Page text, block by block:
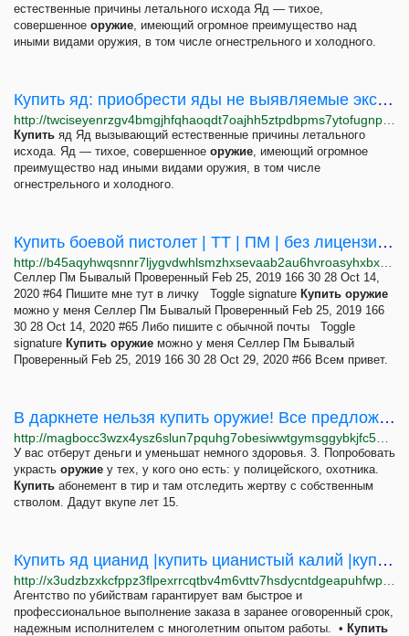
естественные причины летального исхода Яд — тихое,
совершенное оружие, имеющий огромное преимущество над
иными видами оружия, в том числе огнестрельного и холодного.
Купить яд: приобрести яды не выявляемые экспертизой
Купить яд Яд вызывающий естественные причины летального
исхода. Яд — тихое, совершенное оружие, имеющий огромное
преимущество над иными видами оружия, в том числе
огнестрельного и холодного.
Купить боевой пистолет | ТТ | ПМ | без лицензии | разрешения | оружие | Page 4 | Мир криминала
Селлер Пм Бывалый Проверенный Feb 25, 2019 166 30 28 Oct 14,
2020 #64 Пишите мне тут в личку Toggle signature Купить оружие
можно у меня Селлер Пм Бывалый Проверенный Feb 25, 2019 166
30 28 Oct 14, 2020 #65 Либо пишите с обычной почты Toggle
signature Купить оружие можно у меня Селлер Пм Бывалый
Проверенный Feb 25, 2019 166 30 28 Oct 29, 2020 #66 Всем привет.
В даркнете нельзя купить оружие! Все предложения на черном рынке - это обман!
У вас отберут деньги и уменьшат немного здоровья. 3. Попробовать
украсть оружие у тех, у кого оно есть: у полицейского, охотника.
Купить абонемент в тир и там отследить жертву с собственным
стволом. Дадут вкупе лет 15.
Купить яд цианид |купить цианистый калий |купить яд для человека | как отравить человека
Агентство по убийствам гарантирует вам быстрое и
профессиональное выполнение заказа в заранее оговоренный срок,
надежным исполнителем с многолетним опытом работы. • Купить